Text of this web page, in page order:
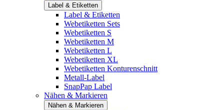
Label & Etiketten
Label & Etiketten
Webetiketten Sets
Webetiketten S
Webetiketten M
Webetiketten L
Webetiketten XL
Webetiketten Konturenschnitt
Metall-Label
SnapPap Label
Nähen & Markieren
Nähen & Markieren